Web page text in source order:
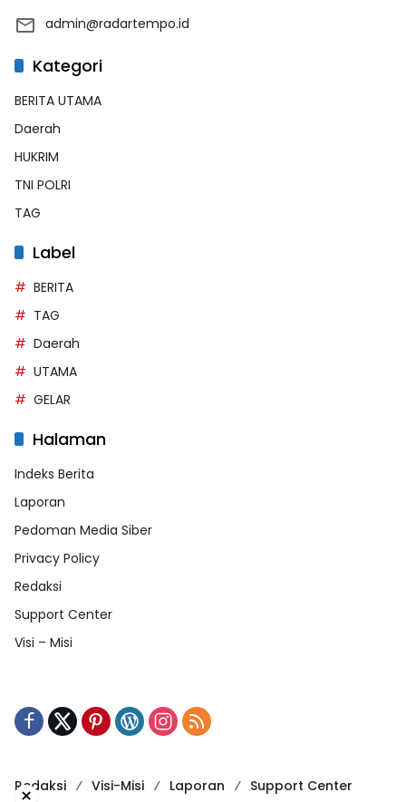
admin@radartempo.id
Kategori
BERITA UTAMA
Daerah
HUKRIM
TNI POLRI
TAG
Label
BERITA
TAG
Daerah
UTAMA
GELAR
Halaman
Indeks Berita
Laporan
Pedoman Media Siber
Privacy Policy
Redaksi
Support Center
Visi – Misi
Redaksi Visi-Misi Laporan Support Center
×